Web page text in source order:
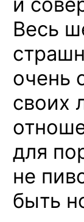
Весь
очень
своих
для
не
быть